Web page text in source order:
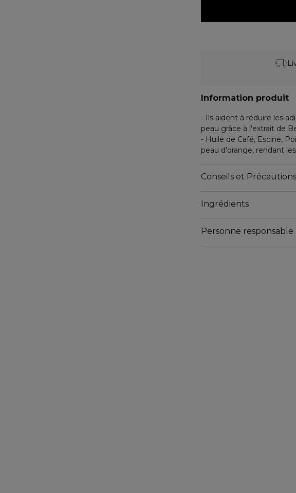
Information produit
- Ils aident à réduire les
peau grâce à l'extrait de
- Huile de Café, Escine,
peau d'orange, rendant
Conseils et
Ingrédients
Personne responsable